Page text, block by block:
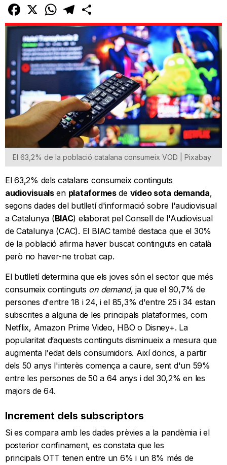
Facebook
X WhatsAppTelegram
El 63,2% de la població catalana consumeix VOD | Pixabay
El 63,2% dels catalans consumeix continguts
audiovisualsen plataformesde vídeo sota demanda,
segons dades del butlletí d'informació sobre l'audiovisual
a Catalunya (BIAC) elaborat pel Consell de l'Audiovisual
de Catalunya (CAC). El BIAC també destaca que el 30%
de la població afirma haver buscat continguts en català
però no haver-ne trobat cap.
El butlletí determina que els joves són el sector que més
consumeix continguts on demand, ja que el 90,7% de
persones d'entre 18 i 24, i el 85,3% d'entre 25 i 34 estan
subscrites a alguna de les principals plataformes, com
Netflix, Amazon Prime Video, HBO o Disney+. La
popularitat d’aquests continguts disminueix a mesura que
augmenta l'edat dels consumidors. Així doncs, a partir
dels 50 anys l'interès comença a caure, sent d'un 59%
entre les persones de 50 a 64 anys i del 30,2% en les
majors de 64.
Increment dels subscriptors
Si es compara amb les dades prèvies a la pandèmia i el
posterior confinament, es constata que les
principals OTT tenen entre un 6% i un 8% més de